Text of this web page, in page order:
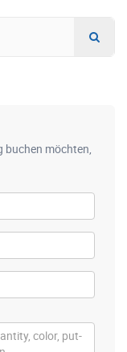
buchen möchten,